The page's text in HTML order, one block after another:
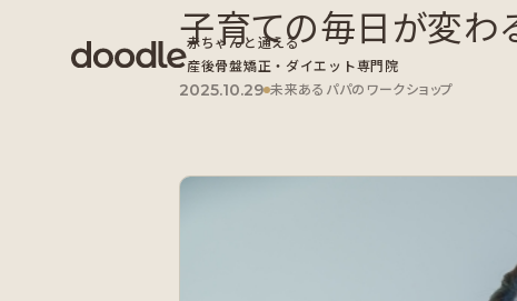
赤ちゃんと通える
産後骨盤矯正・ダイエット専門院
子育ての毎日が変わ
2025.10.29 未来あるパパのワークショップ